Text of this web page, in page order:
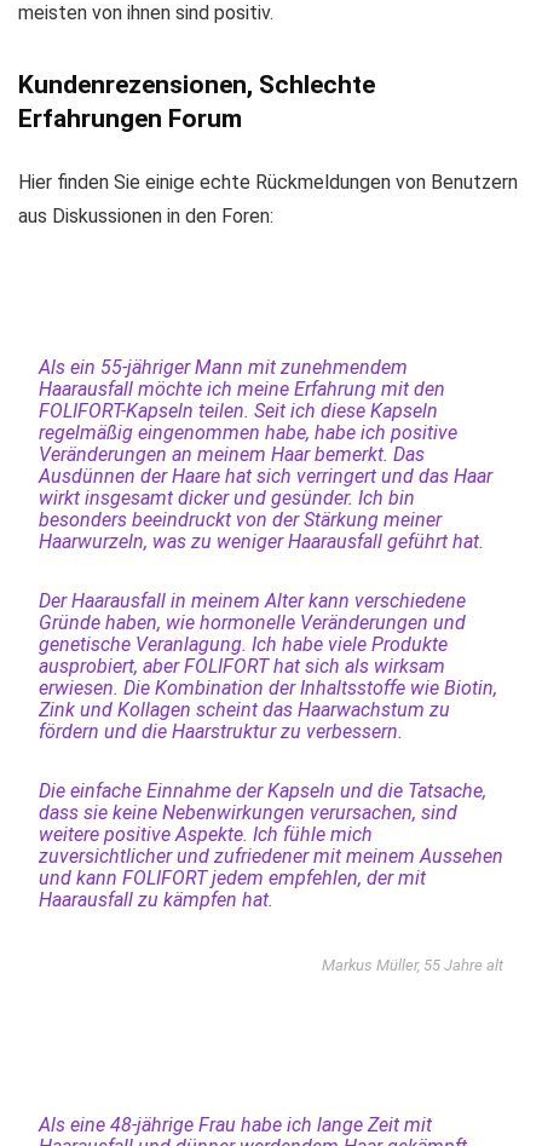
meisten von ihnen sind positiv.
Kundenrezensionen, Schlechte
Erfahrungen Forum
Hier finden Sie einige echte Rückmeldungen von Benutzern
aus Diskussionen in den Foren:
Als ein 55-jähriger Mann mit zunehmendem
Haarausfall möchte ich meine Erfahrung mit den
FOLIFORT-Kapseln teilen. Seit ich diese Kapseln
regelmäßig eingenommen habe, habe ich positive
Veränderungen an meinem Haar bemerkt. Das
Ausdünnen der Haare hat sich verringert und das Haar
wirkt insgesamt dicker und gesünder. Ich bin
besonders beeindruckt von der Stärkung meiner
Haarwurzeln, was zu weniger Haarausfall geführt hat.
Der Haarausfall in meinem Alter kann verschiedene
Gründe haben, wie hormonelle Veränderungen und
genetische Veranlagung. Ich habe viele Produkte
ausprobiert, aber FOLIFORT hat sich als wirksam
erwiesen. Die Kombination der Inhaltsstoffe wie Biotin,
Zink und Kollagen scheint das Haarwachstum zu
fördern und die Haarstruktur zu verbessern.
Die einfache Einnahme der Kapseln und die Tatsache,
dass sie keine Nebenwirkungen verursachen, sind
weitere positive Aspekte. Ich fühle mich
zuversichtlicher und zufriedener mit meinem Aussehen
und kann FOLIFORT jedem empfehlen, der mit
Haarausfall zu kämpfen hat.
Markus Müller, 55 Jahre alt
Als eine 48-jährige Frau habe ich lange Zeit mit